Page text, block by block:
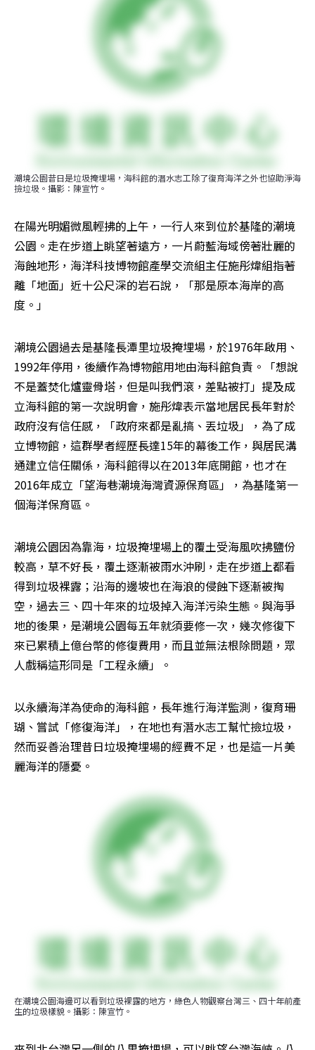
潮境公園昔日是垃圾掩埋場，海科館的潛水志工除了復育海洋之外也協助淨海
撿垃圾。攝影：陳宣竹。
在陽光明媚微風輕拂的上午，一行人來到位於基隆的潮境
公園。走在步道上眺望著遠方，一片蔚藍海域傍著壯麗的
海蝕地形，海洋科技博物館產學交流組主任施彤煒組指著
離「地面」近十公尺深的岩石說，「那是原本海岸的高
度。」
潮境公園過去是基隆長潭里垃圾掩埋場，於1976年啟用、
1992年停用，後續作為博物館用地由海科館負責。「想說
不是蓋焚化爐靈骨塔，但是叫我們滾，差點被打」提及成
立海科館的第一次說明會，施彤煒表示當地居民長年對於
政府沒有信任感，「政府來都是亂搞、丟垃圾」，為了成
立博物館，這群學者經歷長達15年的幕後工作，與居民溝
通建立信任關係，海科館得以在2013年底開館，也才在
2016年成立「望海巷潮境海灣資源保育區」，為基隆第一
個海洋保育區。
潮境公園因為靠海，垃圾掩埋場上的覆土受海風吹拂鹽份
較高，草不好長，覆土逐漸被雨水沖刷，走在步道上都看
得到垃圾裸露；沿海的邊坡也在海浪的侵蝕下逐漸被掏
空，過去三、四十年來的垃圾掉入海洋污染生態。與海爭
地的後果，是潮境公園每五年就須要修一次，幾次修復下
來已累積上億台幣的修復費用，而且並無法根除問題，眾
人戲稱這形同是「工程永續」。
以永續海洋為使命的海科館，長年進行海洋監測，復育珊
瑚、嘗試「修復海洋」，在地也有潛水志工幫忙撿垃圾，
然而妥善治理昔日垃圾掩埋場的經費不足，也是這一片美
麗海洋的隱憂。
在潮境公園海邊可以看到垃圾裸露的地方，綠色人物觀察台灣三、四十年前產
生的垃圾樣貌。攝影：陳宣竹。